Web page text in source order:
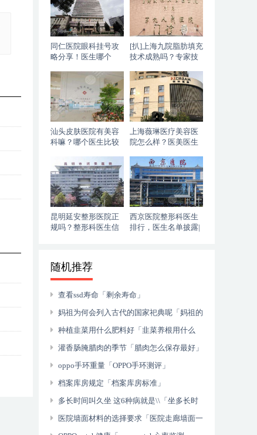
同仁医院眼科挂号攻
略分享！医生哪个
表公开！
[扒]上海九院脂肪填充
技术成熟吗？专家技
汕头皮肤医院有美容
科嘛？哪个医生比较
价格表！
上海薇琳医疗美容医
院怎么样？医美医生
昆明延安整形医院正
规吗？整形科医生信
西京医院整形科医生
排行，医生名单披露|
随机推荐
查看ssd寿命「剩余寿命」
妈祖为何会列入古代的国家祀典呢「妈祖的
历史记载」
种植韭菜用什么肥料好「韭菜养根用什么
肥」灌香肠腌腊肉的季节「腊肉怎么保存最好」
oppo手环重量「OPPO手环测评」
档案库房规定「档案库房标准」
多长时间叫久坐 这6种病就是\\「坐多长时
间算久坐」
医院墙面材料的选择要求「医院走廊墙面一